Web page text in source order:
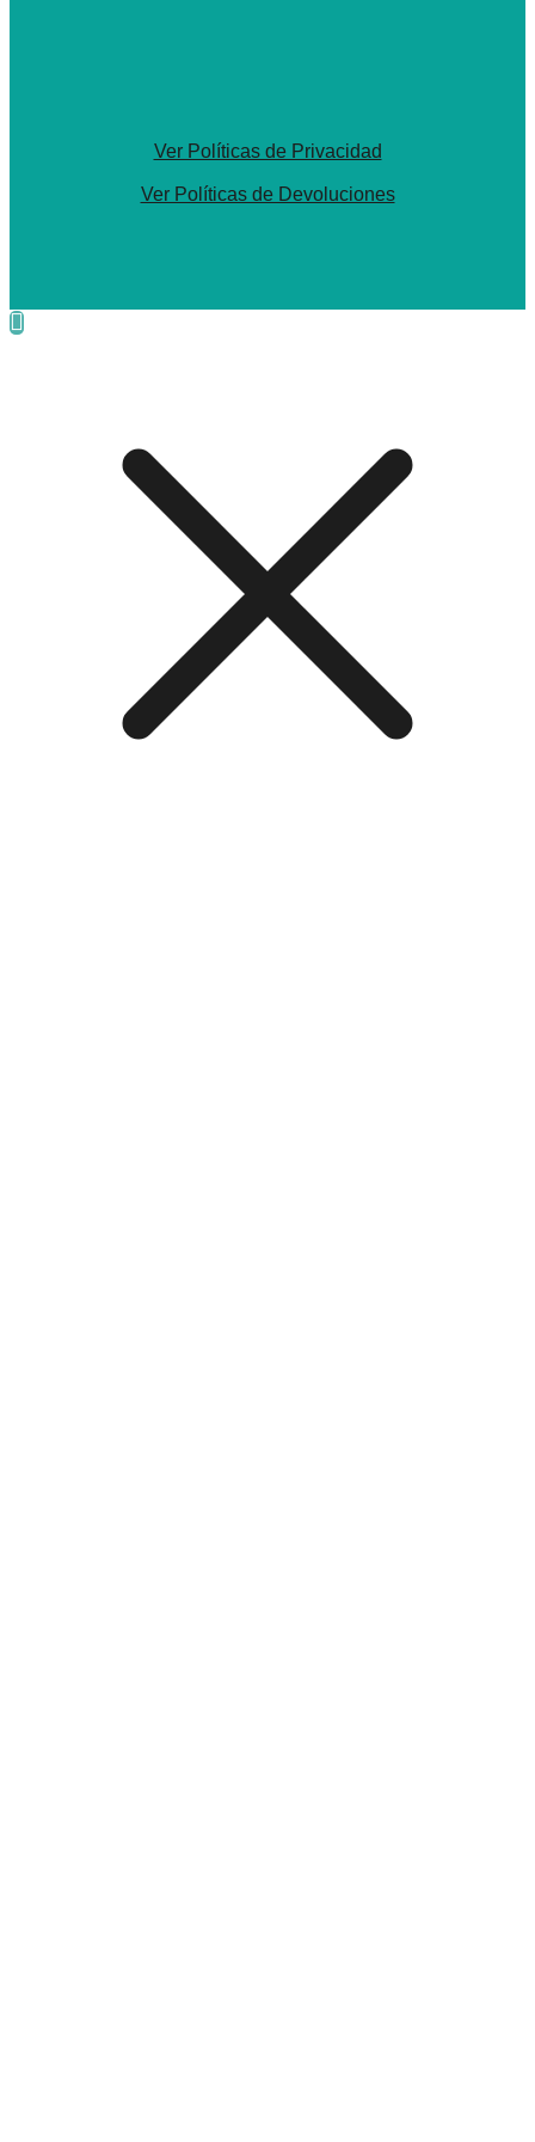
Ver Políticas de Privacidad
Ver Políticas de Devoluciones